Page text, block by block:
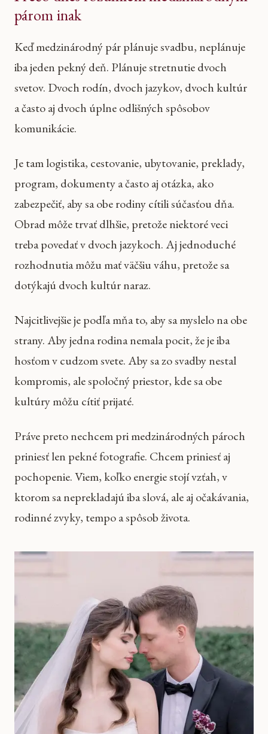
párom inak
Keď medzinárodný pár plánuje svadbu, neplánuje
iba jeden pekný deň. Plánuje stretnutie dvoch
svetov. Dvoch rodín, dvoch jazykov, dvoch kultúr
a často aj dvoch úplne odlišných spôsobov
komunikácie.
Je tam logistika, cestovanie, ubytovanie, preklady,
program, dokumenty a často aj otázka, ako
zabezpečiť, aby sa obe rodiny cítili súčasťou dňa.
Obrad môže trvať dlhšie, pretože niektoré veci
treba povedať v dvoch jazykoch. Aj jednoduché
rozhodnutia môžu mať väčšiu váhu, pretože sa
dotýkajú dvoch kultúr naraz.
Najcitlivejšie je podľa mňa to, aby sa myslelo na obe
strany. Aby jedna rodina nemala pocit, že je iba
hosťom v cudzom svete. Aby sa zo svadby nestal
kompromis, ale spoločný priestor, kde sa obe
kultúry môžu cítiť prijaté.
Práve preto nechcem pri medzinárodných pároch
priniesť len pekné fotografie. Chcem priniesť aj
pochopenie. Viem, koľko energie stojí vzťah, v
ktorom sa neprekladajú iba slová, ale aj očakávania,
rodinné zvyky, tempo a spôsob života.